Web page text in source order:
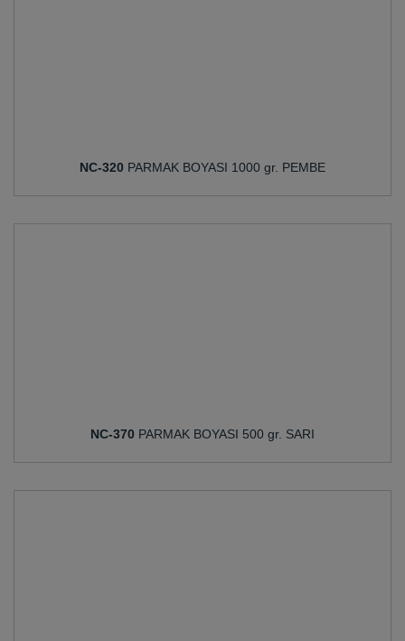
NC-320 PARMAK BOYASI 1000 gr. PEMBE
NC-370 PARMAK BOYASI 500 gr. SARI